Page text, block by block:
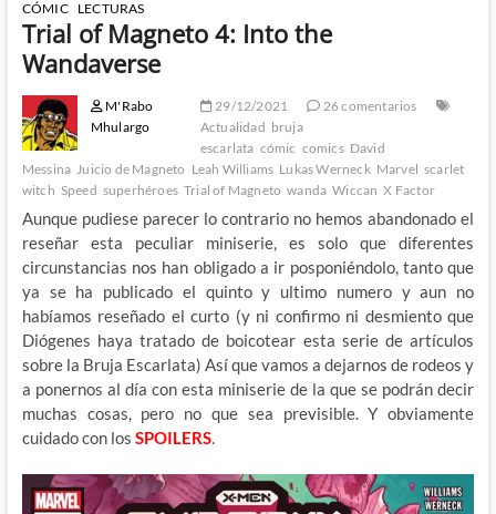
CÓMIC LECTURAS
Trial of Magneto 4: Into the
Wandaverse
M'Rabo
Mhulargo
29/12/2021
26 comentarios
Actualidad bruja
escarlata cómic comics David
Messina Juicio de Magneto Leah Williams Lukas Werneck Marvel scarlet
witch Speed superhéroes Trial of Magneto wanda Wiccan X Factor
Aunque pudiese parecer lo contrario no hemos abandonado el
reseñar esta peculiar miniserie, es solo que diferentes
circunstancias nos han obligado a ir posponiéndolo, tanto que
ya se ha publicado el quinto y ultimo numero y aun no
habíamos reseñado el curto (y ni confirmo ni desmiento que
Diógenes haya tratado de boicotear esta serie de artículos
sobre la Bruja Escarlata) Así que vamos a dejarnos de rodeos y
a ponernos al día con esta miniserie de la que se podrán decir
muchas cosas, pero no que sea previsible. Y obviamente
cuidado con los SPOILERS.